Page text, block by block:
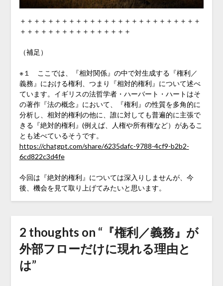
＋＋＋＋＋＋＋＋＋＋＋＋＋＋＋＋＋＋＋＋＋＋＋＋＋＋
＋＋＋＋＋＋＋＋＋＋＋＋＋＋＋＋
（補足）
※１ ここでは、『相対関係』の中で対生成する『権利／
義務』における権利、つまり『相対的権利』について述べ
ています。イギリスの法哲学者・ハーバート・ハートはそ
の著作『法の概念』において、『権利』の性質を多角的に
分析し、相対的権利の他に、誰に対しても普遍的に主張で
きる『絶対的権利』(例えば、人権や所有権など）があるこ
とも述べているそうです。
https://chatgpt.com/share/6235dafc-9788-4cf9-b2b2-
6cd822c3d4fe
今回は『絶対的権利』については深入りしませんが、今
後、機会を見て取り上げてみたいと思います。
2 thoughts on “『権利／義務』が
外部フローだけに現れる理由と
は”